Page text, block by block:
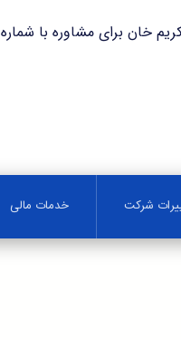
با شماره ۸۷۱۴۶ تماس حاصل فرمایید.
شرکت خدمات مالی